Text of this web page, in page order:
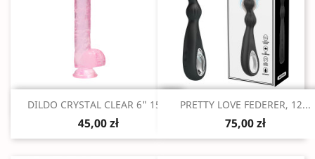
Szybki podgląd
DILDO CRYSTAL CLEAR 6" 15...
45,00 zł
Szybki podgląd
PRETTY LOVE FEDERER, 12...
75,00 zł